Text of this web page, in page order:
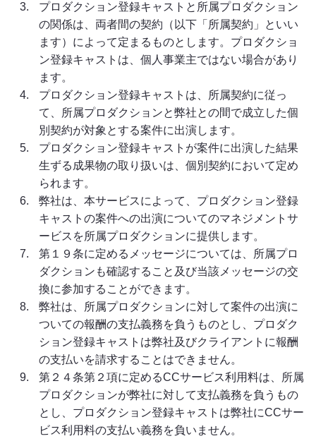
プロダクション登録キャストと所属プロダクション
の関係は、両者間の契約（以下「所属契約」といい
ます）によって定まるものとします。プロダクショ
ン登録キャストは、個人事業主ではない場合があり
ます。
プロダクション登録キャストは、所属契約に従っ
て、所属プロダクションと弊社との間で成立した個
別契約が対象とする案件に出演します。
プロダクション登録キャストが案件に出演した結果
生ずる成果物の取り扱いは、個別契約において定め
られます。
弊社は、本サービスによって、プロダクション登録
キャストの案件への出演についてのマネジメントサ
ービスを所属プロダクションに提供します。
第１９条に定めるメッセージについては、所属プロ
ダクションも確認すること及び当該メッセージの交
換に参加することができます。
弊社は、所属プロダクションに対して案件の出演に
ついての報酬の支払義務を負うものとし、プロダク
ション登録キャストは弊社及びクライアントに報酬
の支払いを請求することはできません。
第２４条第２項に定めるCCサービス利用料は、所属
プロダクションが弊社に対して支払義務を負うもの
とし、プロダクション登録キャストは弊社にCCサー
ビス利用料の支払い義務を負いません。